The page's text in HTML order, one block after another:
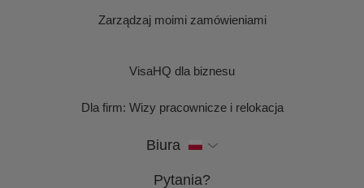
Zarządzaj moimi zamówieniami
VisaHQ dla biznesu
Dla firm: Wizy pracownicze i relokacja
Biura
Pytania?